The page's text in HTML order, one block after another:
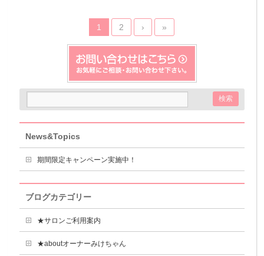
1 2 › »
News&Topics
期間限定キャンペーン実施中！
ブログカテゴリー
★サロンご利用案内
★aboutオーナーみけちゃん